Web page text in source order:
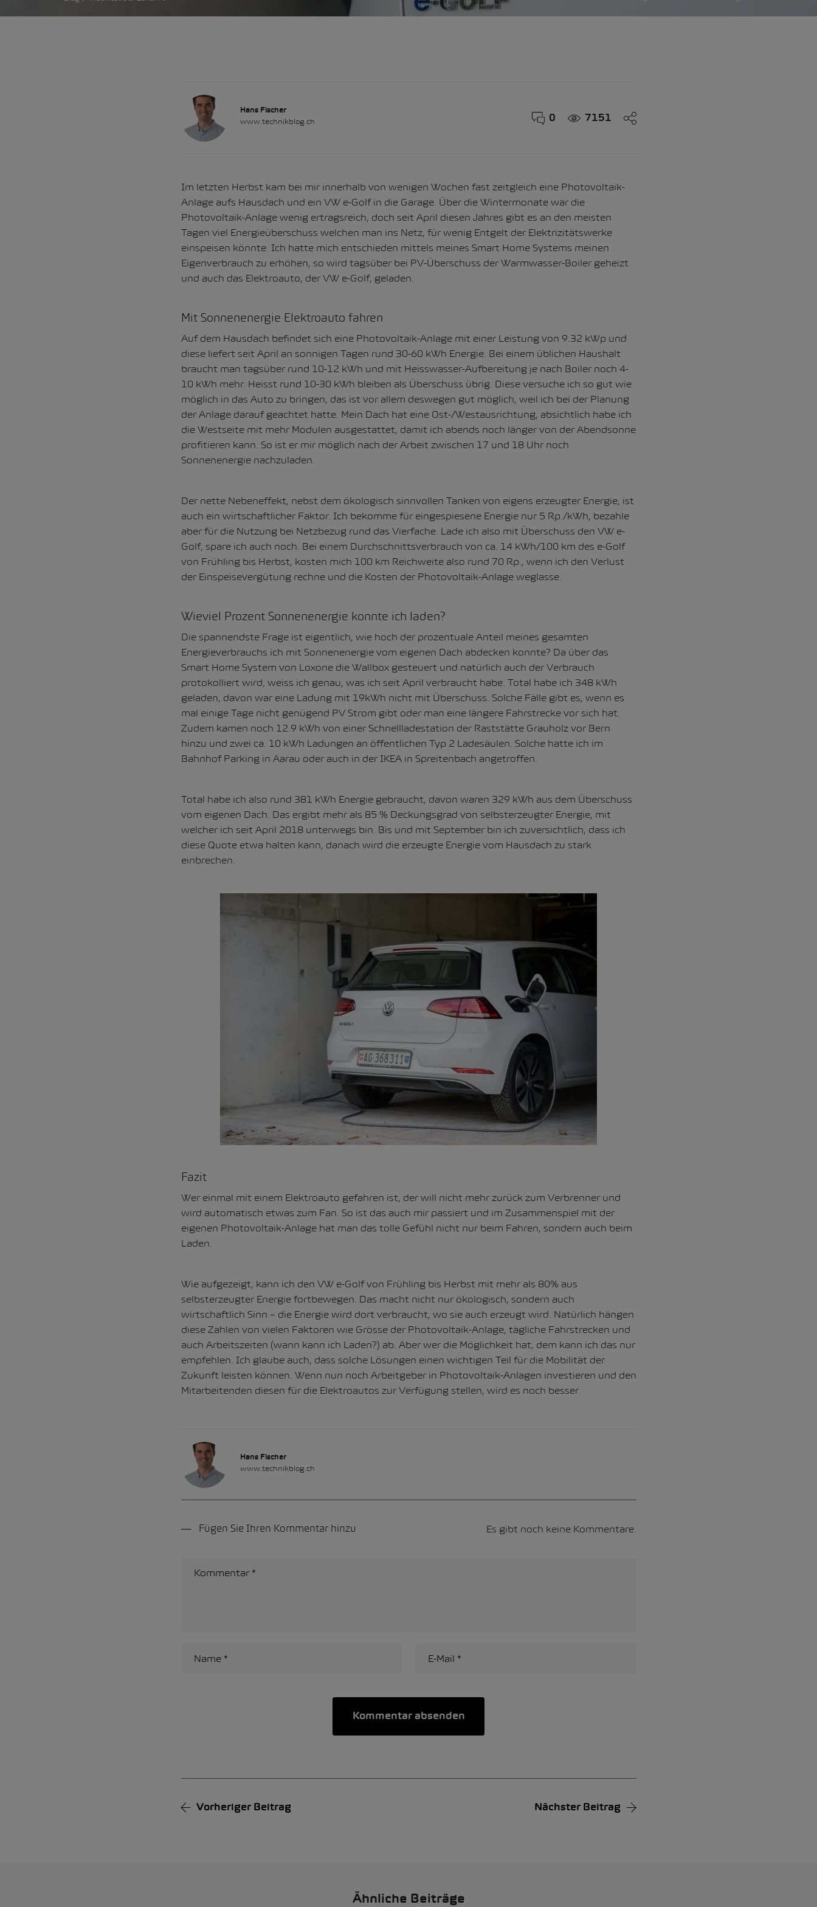
Hans Fischer
www.technikblog.ch 0 7151
Im letzten Herbst kam bei mir innerhalb von wenigen Wochen fast zeitgleich eine Photovoltaik-
Anlage aufs Hausdach und ein VW e-Golf in die Garage. Über die Wintermonate war die
Photovoltaik-Anlage wenig ertragsreich, doch seit April diesen Jahres gibt es an den meisten
Tagen viel Energieüberschuss welchen man ins Netz, für wenig Entgelt der Elektrizitätswerke
einspeisen könnte. Ich hatte mich entschieden mittels meines Smart Home Systems meinen
Eigenverbrauch zu erhöhen, so wird tagsüber bei PV-Überschuss der Warmwasser-Boiler geheizt
und auch das Elektroauto, der VW e-Golf, geladen.
Mit Sonnenenergie Elektroauto fahren
Auf dem Hausdach befindet sich eine Photovoltaik-Anlage mit einer Leistung von 9.32 kWp und
diese liefert seit April an sonnigen Tagen rund 30-60 kWh Energie. Bei einem üblichen Haushalt
braucht man tagsüber rund 10-12 kWh und mit Heisswasser-Aufbereitung je nach Boiler noch 4-
10 kWh mehr. Heisst rund 10-30 kWh bleiben als Überschuss übrig. Diese versuche ich so gut wie
möglich in das Auto zu bringen, das ist vor allem deswegen gut möglich, weil ich bei der Planung
der Anlage darauf geachtet hatte. Mein Dach hat eine Ost-/Westausrichtung, absichtlich habe ich
die Westseite mit mehr Modulen ausgestattet, damit ich abends noch länger von der Abendsonne
profitieren kann. So ist er mir möglich nach der Arbeit zwischen 17 und 18 Uhr noch
Sonnenenergie nachzuladen.
Der nette Nebeneffekt, nebst dem ökologisch sinnvollen Tanken von eigens erzeugter Energie, ist
auch ein wirtschaftlicher Faktor. Ich bekomme für eingespiesene Energie nur 5 Rp./kWh, bezahle
aber für die Nutzung bei Netzbezug rund das Vierfache. Lade ich also mit Überschuss den VW e-
Golf, spare ich auch noch. Bei einem Durchschnittsverbrauch von ca. 14 kWh/100 km des e-Golf
von Frühling bis Herbst, kosten mich 100 km Reichweite also rund 70 Rp., wenn ich den Verlust
der Einspeisevergütung rechne und die Kosten der Photovoltaik-Anlage weglasse.
Wieviel Prozent Sonnenenergie konnte ich laden?
Die spannendste Frage ist eigentlich, wie hoch der prozentuale Anteil meines gesamten
Energieverbrauchs ich mit Sonnenenergie vom eigenen Dach abdecken konnte? Da über das
Smart Home System von Loxone die Wallbox gesteuert und natürlich auch der Verbrauch
protokolliert wird, weiss ich genau, was ich seit April verbraucht habe. Total habe ich 348 kWh
geladen, davon war eine Ladung mit 19kWh nicht mit Überschuss. Solche Fälle gibt es, wenn es
mal einige Tage nicht genügend PV Strom gibt oder man eine längere Fahrstrecke vor sich hat.
Zudem kamen noch 12.9 kWh von einer Schnellladestation der Raststätte Grauholz vor Bern
hinzu und zwei ca. 10 kWh Ladungen an öffentlichen Typ 2 Ladesäulen. Solche hatte ich im
Bahnhof Parking in Aarau oder auch in der IKEA in Spreitenbach angetroffen.
Total habe ich also rund 381 kWh Energie gebraucht, davon waren 329 kWh aus dem Überschuss
vom eigenen Dach. Das ergibt mehr als 85 % Deckungsgrad von selbsterzeugter Energie, mit
welcher ich seit April 2018 unterwegs bin. Bis und mit September bin ich zuversichtlich, dass ich
diese Quote etwa halten kann, danach wird die erzeugte Energie vom Hausdach zu stark
einbrechen.
Fazit
Wer einmal mit einem Elektroauto gefahren ist, der will nicht mehr zurück zum Verbrenner und
wird automatisch etwas zum Fan. So ist das auch mir passiert und im Zusammenspiel mit der
eigenen Photovoltaik-Anlage hat man das tolle Gefühl nicht nur beim Fahren, sondern auch beim
Laden.
Wie aufgezeigt, kann ich den VW e-Golf von Frühling bis Herbst mit mehr als 80% aus
selbsterzeugter Energie fortbewegen. Das macht nicht nur ökologisch, sondern auch
wirtschaftlich Sinn – die Energie wird dort verbraucht, wo sie auch erzeugt wird. Natürlich hängen
diese Zahlen von vielen Faktoren wie Grösse der Photovoltaik-Anlage, tägliche Fahrstrecken und
auch Arbeitszeiten (wann kann ich Laden?) ab. Aber wer die Möglichkeit hat, dem kann ich das nur
empfehlen. Ich glaube auch, dass solche Lösungen einen wichtigen Teil für die Mobilität der
Zukunft leisten können. Wenn nun noch Arbeitgeber in Photovoltaik-Anlagen investieren und den
Mitarbeitenden diesen für die Elektroautos zur Verfügung stellen, wird es noch besser.
Hans Fischer
www.technikblog.ch
Fügen Sie Ihren Kommentar hinzu Es gibt noch keine Kommentare.
Vorheriger Beitrag Nächster Beitrag
Ähnliche Beiträge